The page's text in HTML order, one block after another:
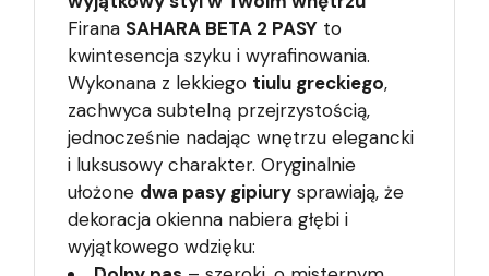
Firana SAHARA BETA 2 PASY to
kwintesencja szyku i wyrafinowania.
Wykonana z lekkiego tiulu greckiego,
zachwyca subtelną przejrzystością,
jednocześnie nadając wnętrzu elegancki
i luksusowy charakter. Oryginalnie
ułożone dwa pasy gipiury sprawiają, że
dekoracja okienna nabiera głębi i
wyjątkowego wdzięku: